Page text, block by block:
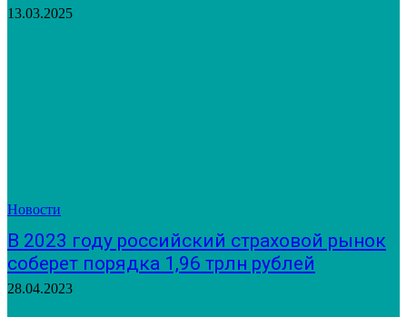
13.03.2025
Новости
В 2023 году российский страховой рынок
соберет порядка 1,96 трлн рублей
28.04.2023